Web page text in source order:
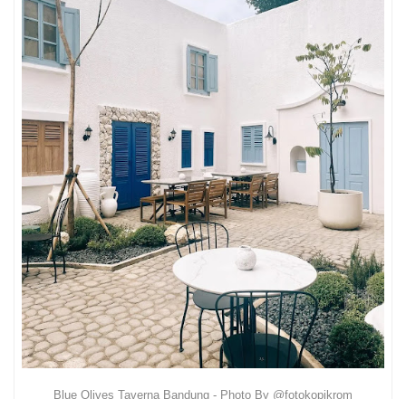
Blue Olives Taverna Bandung - Photo By @fotokopikrom